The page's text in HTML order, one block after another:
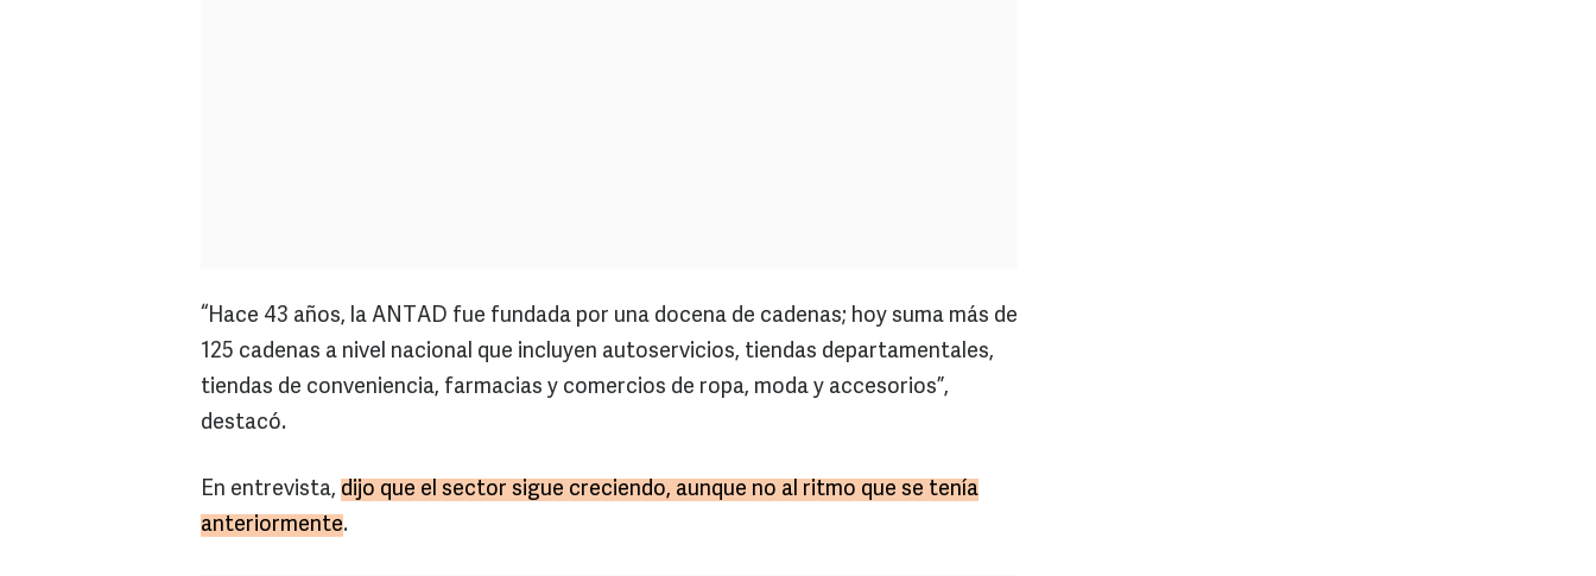
“Hace 43 años, la ANTAD fue fundada por una docena de cadenas; hoy suma más de
125 cadenas a nivel nacional que incluyen autoservicios, tiendas departamentales,
tiendas de conveniencia, farmacias y comercios de ropa, moda y accesorios”,
destacó.
En entrevista, dijo que el sector sigue creciendo, aunque no al ritmo que se tenía
anteriormente.